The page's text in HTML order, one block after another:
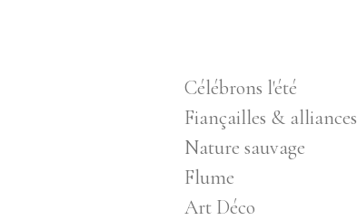
Célébrons l'été
Fiançailles & alliances
Nature sauvage
Flume
Art Déco